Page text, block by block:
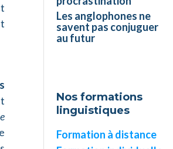
Les anglophones ne
savent pas conjuguer
au futur
Nos formations
linguistiques
Formation à distance